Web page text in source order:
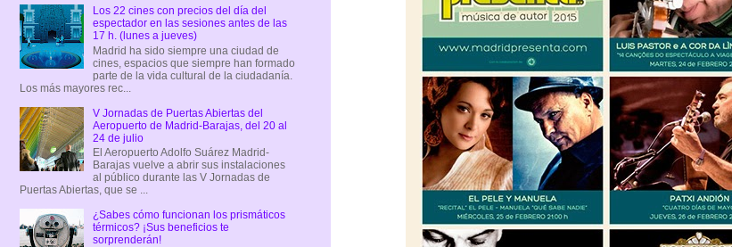
Los 22 cines con precios del día del
espectador en las sesiones antes de las
17 h. (lunes a jueves)
Madrid ha sido siempre una ciudad de
cines, espacios que siempre han formado
parte de la vida cultural de la ciudadanía.
Los más mayores rec...
V Jornadas de Puertas Abiertas del
Aeropuerto de Madrid-Barajas, del 20 al
24 de julio
El Aeropuerto Adolfo Suárez Madrid-
Barajas vuelve a abrir sus instalaciones
al público durante las V Jornadas de
Puertas Abiertas, que se ...
¿Sabes cómo funcionan los prismáticos
térmicos? ¡Sus beneficios te
sorprenderán!